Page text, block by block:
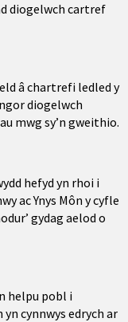
diogelwch cartref
â chartrefi ledled y
diogelwch
mwg sy’n gweithio.
hefyd yn rhoi i
ac Ynys Môn y cyfle
gydag aelod o
helpu pobl i
cynnwys edrych ar